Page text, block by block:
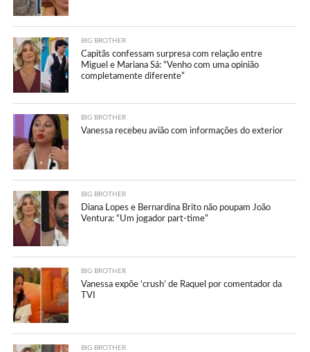
BIG BROTHER
Capitãs confessam surpresa com relação entre
Miguel e Mariana Sá: “Venho com uma opinião
completamente diferente”
BIG BROTHER
Vanessa recebeu avião com informações do exterior
BIG BROTHER
Diana Lopes e Bernardina Brito não poupam João
Ventura: “Um jogador part-time”
BIG BROTHER
Vanessa expõe ‘crush’ de Raquel por comentador da
TVI
BIG BROTHER